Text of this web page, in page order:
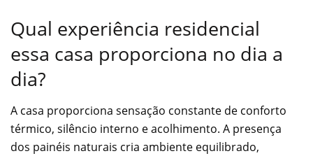
Qual experiência residencial
essa casa proporciona no dia a
dia?
A casa proporciona sensação constante de conforto
térmico, silêncio interno e acolhimento. A presença
dos painéis naturais cria ambiente equilibrado,